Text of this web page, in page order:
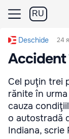
RU
Deschide 24
Accident
Cel puţin trei
rănite în
cauza
o autostradă
Indiana, scrie